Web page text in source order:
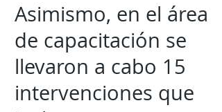
Asimismo, en el área
de capacitación se
llevaron a cabo 15
intervenciones que